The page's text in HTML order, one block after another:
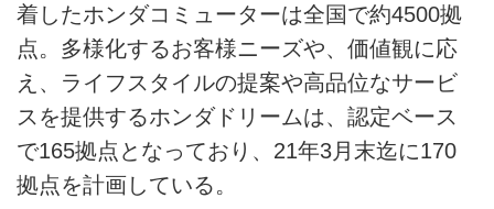
着したホンダコミューターは全国で約4500拠
点。多様化するお客様ニーズや、価値観に応
え、ライフスタイルの提案や高品位なサービ
スを提供するホンダドリームは、認定ベース
で165拠点となっており、21年3月末迄に170
拠点を計画している。